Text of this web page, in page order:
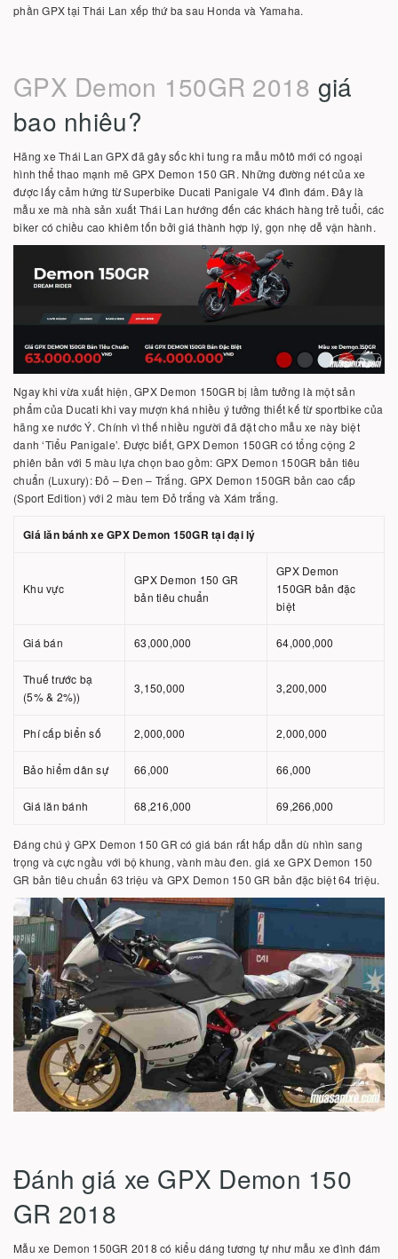
phần GPX tại Thái Lan xếp thứ ba sau Honda và Yamaha.
GPX Demon 150GR 2018 giá
bao nhiêu?
Hãng xe Thái Lan GPX đã gây sốc khi tung ra mẫu môtô mới có ngoại
hình thể thao mạnh mẽ GPX Demon 150 GR. Những đường nét của xe
được lấy cảm hứng từ Superbike Ducati Panigale V4 đình đám. Đây là
mẫu xe mà nhà sản xuất Thái Lan hướng đến các khách hàng trẻ tuổi, các
biker có chiều cao khiêm tốn bởi giá thành hợp lý, gọn nhẹ dễ vận hành.
Ngay khi vừa xuất hiện, GPX Demon 150GR bị lầm tưởng là một sản
phẩm của Ducati khi vay mượn khá nhiều ý tưởng thiết kế từ sportbike của
hãng xe nước Ý. Chính vì thế nhiều người đã đặt cho mẫu xe này biệt
danh ‘Tiểu Panigale’. Được biết, GPX Demon 150GR có tổng cộng 2
phiên bản với 5 màu lựa chọn bao gồm: GPX Demon 150GR bản tiêu
chuẩn (Luxury): Đỏ – Đen – Trắng. GPX Demon 150GR bản cao cấp
(Sport Edition) với 2 màu tem Đỏ trắng và Xám trắng.
Giá lăn bánh xe GPX Demon 150GR tại đại lý
Khu vực
GPX Demon 150 GR
bản tiêu chuẩn
GPX Demon
150GR bản đặc
biệt
Giá bán 63,000,000 64,000,000
Thuế trước bạ
(5% & 2%))
3,150,000 3,200,000
Phí cấp biển số 2,000,000 2,000,000
Bảo hiểm dân sự 66,000 66,000
Giá lăn bánh 68,216,000 69,266,000
Đáng chú ý GPX Demon 150 GR có giá bán rất hấp dẫn dù nhìn sang
trọng và cực ngầu với bộ khung, vành màu đen. giá xe GPX Demon 150
GR bản tiêu chuẩn 63 triệu và GPX Demon 150 GR bản đặc biệt 64 triệu.
Đánh giá xe GPX Demon 150
GR 2018
Mẫu xe Demon 150GR 2018 có kiểu dáng tương tự như mẫu xe đình đám